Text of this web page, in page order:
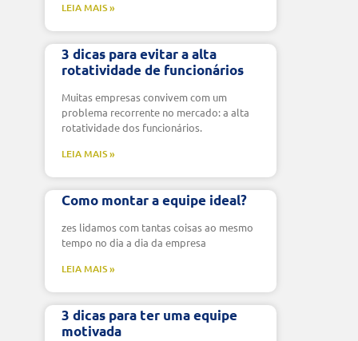
LEIA MAIS »
3 dicas para evitar a alta
rotatividade de funcionários
Muitas empresas convivem com um
problema recorrente no mercado: a alta
rotatividade dos funcionários.
LEIA MAIS »
Como montar a equipe ideal?
zes lidamos com tantas coisas ao mesmo
tempo no dia a dia da empresa
LEIA MAIS »
3 dicas para ter uma equipe
motivada